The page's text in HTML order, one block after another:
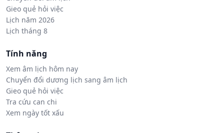
Gieo quẻ hỏi việc
Lịch năm 2026
Lịch tháng 8
Tính năng
Xem âm lịch hôm nay
Chuyển đổi dương lịch sang âm lịch
Gieo quẻ hỏi việc
Tra cứu can chi
Xem ngày tốt xấu